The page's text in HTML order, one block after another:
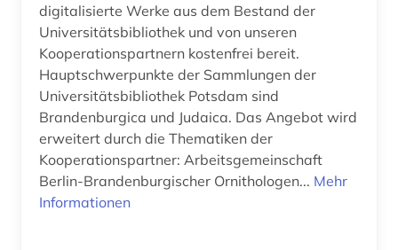
römisches reich (1)
rüstungsindustrie (1)
rüstungskonversion (1)
sachs (1)
sammlung (1)
schutzbau (1)
digitalisierte Werke aus dem Bestand der
Universitätsbibliothek und von unseren
Kooperationspartnern kostenfrei bereit.
Hauptschwerpunkte der Sammlungen der
Universitätsbibliothek Potsdam sind
Brandenburgica und Judaica. Das Angebot wird
erweitert durch die Thematiken der
Kooperationspartner: Arbeitsgemeinschaft
Berlin-Brandenburgischer Ornithologen... Mehr
Informationen